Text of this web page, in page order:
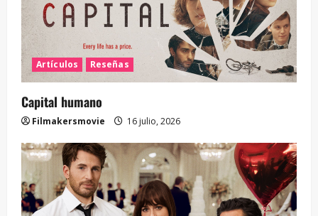
Artículos Reseñas
Capital humano
Filmakersmovie 16 julio, 2026